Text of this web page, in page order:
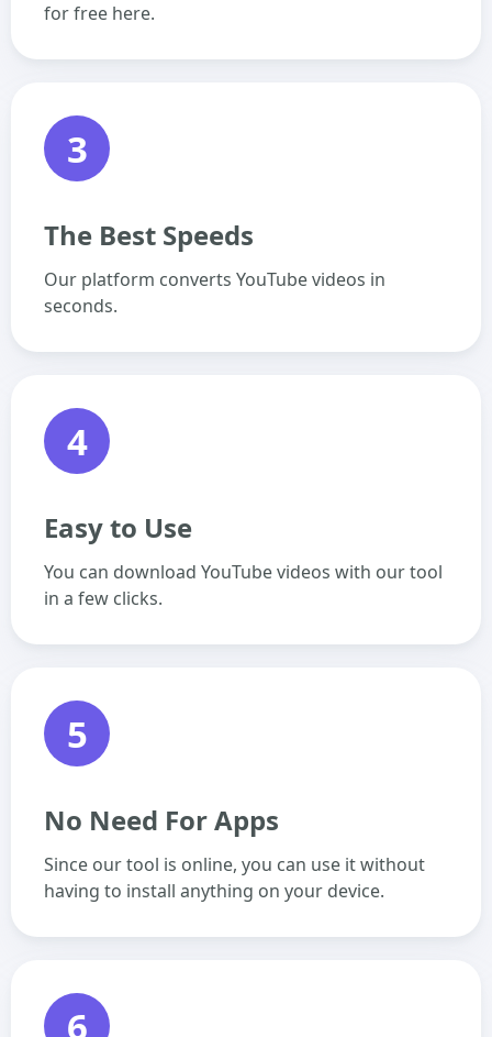
for free here.
3
The Best Speeds
Our platform converts YouTube videos in
seconds.
4
Easy to Use
You can download YouTube videos with our tool
in a few clicks.
5
No Need For Apps
Since our tool is online, you can use it without
having to install anything on your device.
6